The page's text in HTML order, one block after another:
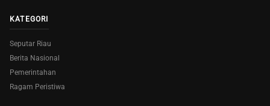
KATEGORI
Seputar Riau
Berita Nasional
Pemerintahan
Ragam Peristiwa